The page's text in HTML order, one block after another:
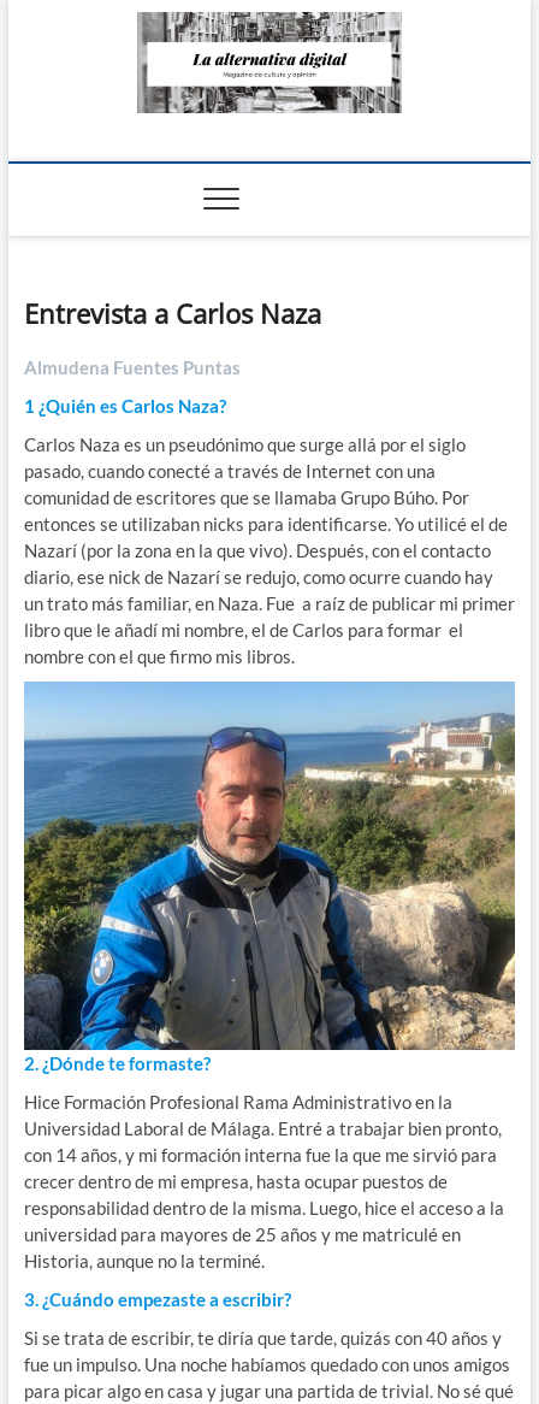
La Alternativa
Entrevista a Carlos Naza
Almudena Fuentes Puntas
1 ¿Quién es Carlos Naza?
Carlos Naza es un pseudónimo que surge allá por el siglo
pasado, cuando conecté a través de Internet con una
comunidad de escritores que se llamaba Grupo Búho. Por
entonces se utilizaban nicks para identificarse. Yo utilicé el de
Nazarí (por la zona en la que vivo). Después, con el contacto
diario, ese nick de Nazarí se redujo, como ocurre cuando hay
un trato más familiar, en Naza. Fue a raíz de publicar mi primer
libro que le añadí mi nombre, el de Carlos para formar el
nombre con el que firmo mis libros.
2. ¿Dónde te formaste?
Hice Formación Profesional Rama Administrativo en la
Universidad Laboral de Málaga. Entré a trabajar bien pronto,
con 14 años, y mi formación interna fue la que me sirvió para
crecer dentro de mi empresa, hasta ocupar puestos de
responsabilidad dentro de la misma. Luego, hice el acceso a la
universidad para mayores de 25 años y me matriculé en
Historia, aunque no la terminé.
3. ¿Cuándo empezaste a escribir?
Si se trata de escribir, te diría que tarde, quizás con 40 años y
fue un impulso. Una noche habíamos quedado con unos amigos
para picar algo en casa y jugar una partida de trivial. No sé qué